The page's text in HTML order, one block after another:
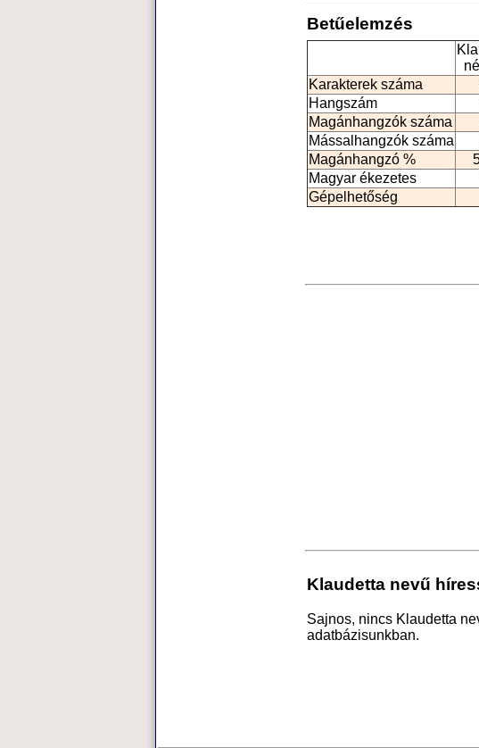
Betűelemzés
Karakterek száma
Hangszám
Magánhangzók száma
Mássalhangzók száma
Magánhangzó %
Magyar ékezetes
Gépelhetőség
Klaudetta nevű
Sajnos, nincs Klaudetta
adatbázisunkban.